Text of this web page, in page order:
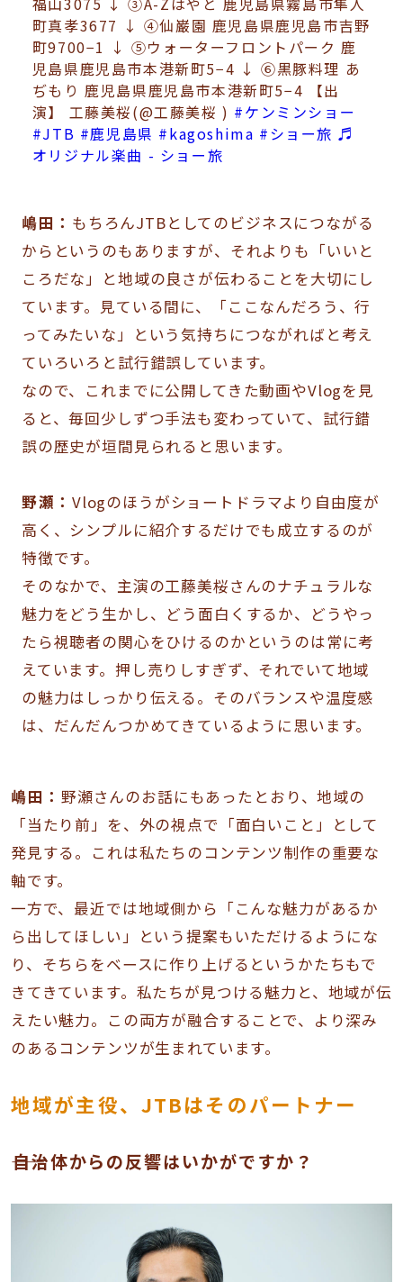
町真孝3677 ↓ ④仙巌園 鹿児島県鹿児島市吉野
町9700−1 ↓ ⑤ウォーターフロントパーク 鹿
児島県鹿児島市本港新町5−4 ↓ ⑥黒豚料理 あ
ぢもり 鹿児島県鹿児島市本港新町5−4 【出
演】 工藤美桜(@工藤美桜 ) #ケンミンショー
#JTB #鹿児島県 #kagoshima #ショー旅 ♬
オリジナル楽曲 - ショー旅
嶋田： もちろんJTBとしてのビジネスにつながる
からというのもありますが、それよりも「いいと
ころだな」と地域の良さが伝わることを大切にし
ています。見ている間に、「ここなんだろう、行
ってみたいな」という気持ちにつながればと考え
ていろいろと試行錯誤しています。
なので、これまでに公開してきた動画やVlogを見
ると、毎回少しずつ手法も変わっていて、試行錯
誤の歴史が垣間見られると思います。
野瀬： Vlogのほうがショートドラマより自由度が
高く、シンプルに紹介するだけでも成立するのが
特徴です。
そのなかで、主演の工藤美桜さんのナチュラルな
魅力をどう生かし、どう面白くするか、どうやっ
たら視聴者の関心をひけるのかというのは常に考
えています。押し売りしすぎず、それでいて地域
の魅力はしっかり伝える。そのバランスや温度感
は、だんだんつかめてきているように思います。
嶋田： 野瀬さんのお話にもあったとおり、地域の
「当たり前」を、外の視点で「面白いこと」として
発見する。これは私たちのコンテンツ制作の重要な
軸です。
一方で、最近では地域側から「こんな魅力があるか
ら出してほしい」という提案もいただけるようにな
り、そちらをベースに作り上げるというかたちもで
きてきています。私たちが見つける魅力と、地域が伝
えたい魅力。この両方が融合することで、より深み
のあるコンテンツが生まれています。
地域が主役、JTBはそのパートナー
――自治体からの反響はいかがですか？